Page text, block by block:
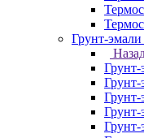
Грунт-эмали
Грунт-
Грунт-
Грунт-
Грунт-